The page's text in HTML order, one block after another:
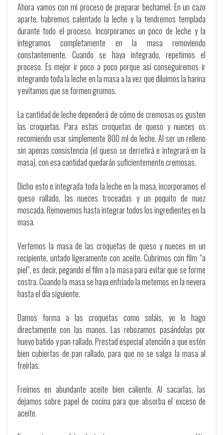
Ahora vamos con mi proceso de preparar bechamel. En un cazo
aparte, habremos calentado la leche y la tendremos templada
durante todo el proceso. Incorporamos un poco de leche y la
integramos completamente en la masa removiendo
constantemente. Cuando se haya integrado, repetimos el
proceso. Es mejor ir poco a poco porque así conseguiremos ir
integrando toda la leche en la masa a la vez que diluimos la harina
y evitamos que se formen grumos.
La cantidad de leche dependerá de cómo de cremosas os gusten
las croquetas. Para estas croquetas de queso y nueces os
recomiendo usar simplemente 800 ml de leche. Al ser un relleno
sin apenas consistencia (el queso se derretirá e integrará en la
masa), con esa cantidad quedarán suficientemente cremosas.
Dicho esto e integrada toda la leche en la masa, incorporamos el
queso rallado, las nueces troceadas y un poquito de nuez
moscada. Removemos hasta integrar todos los ingredientes en la
masa.
Vertemos la masa de las croquetas de queso y nueces en un
recipiente, untado ligeramente con aceite. Cubrimos con film “a
piel”, es decir, pegando el film a la masa para evitar que se forme
costra. Cuando la masa se haya enfriado la metemos en la nevera
hasta el día siguiente.
Damos forma a las croquetas como soláis, yo lo hago
directamente con las manos. Las rebozamos pasándolas por
huevo batido y pan rallado. Prestad especial atención a que estén
bien cubiertas de pan rallado, para que no se salga la masa al
freírlas.
Freímos en abundante aceite bien caliente. Al sacarlas, las
dejamos sobre papel de cocina para que absorba el exceso de
aceite.